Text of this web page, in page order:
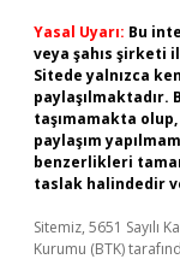
Yasal Uyarı: Bu
veya şahıs şirketi
Sitede yalnızca
taşımamakta
paylaşım
benzerlikleri
taslak halindedir
Sitemiz, 5651 Sayılı
Kurumu (BTK)